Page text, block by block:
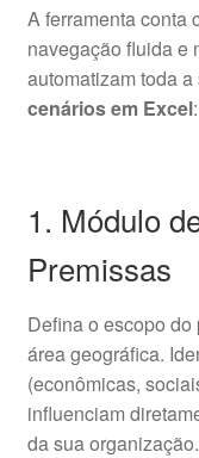
A ferramenta conta
navegação fluida e
automatizam toda a
cenários em Excel:
1. Módulo
Premissas
Defina o escopo
área geográfica.
(econômicas,
influenciam
da sua organização.